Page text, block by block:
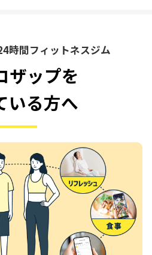
時間フィットネスジム
ザップを
いる方へ